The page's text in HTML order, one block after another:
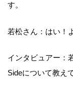
す。
若松さん：はい！
インタビュアー：
Sideについて教え